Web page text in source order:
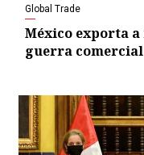
Global Trade
México exporta
guerra